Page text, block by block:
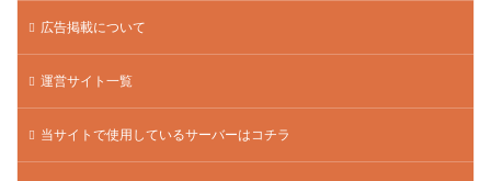
広告掲載について
運営サイト一覧
当サイトで使用しているサーバーはコチラ